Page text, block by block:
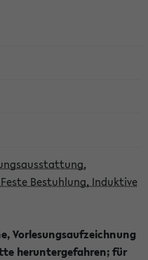
Bestuhlung, Induktive
Vorlesungsaufzeichnung
heruntergefahren; für